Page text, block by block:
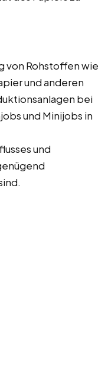
von Rohstoffen wie
und anderen
bei
und Minijobs in
und